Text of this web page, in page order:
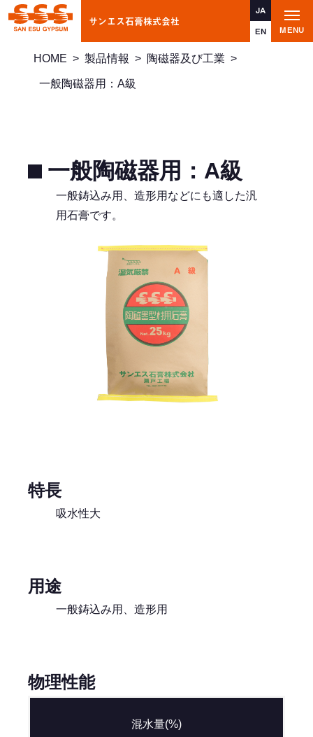
サンエス石膏株式会社
JA
EN
t
o
g
MENU
HOME > 製品情報 > 陶磁器及び工業 >
一般陶磁器用：A級
一般陶磁器用：A級
一般鋳込み用、造形用などにも適した汎
用石膏です。
特長
吸水性大
用途
一般鋳込み用、造形用
物理性能
混水量(%)